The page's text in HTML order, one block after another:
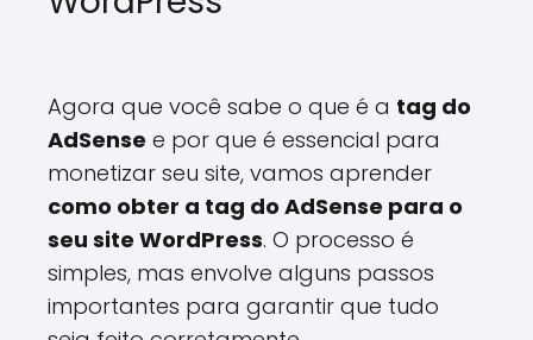
Agora que você sabe o que é a tag do
AdSense e por que é essencial para
monetizar seu site, vamos aprender
como obter a tag do AdSense para o
seu site WordPress. O processo é
simples, mas envolve alguns passos
importantes para garantir que tudo